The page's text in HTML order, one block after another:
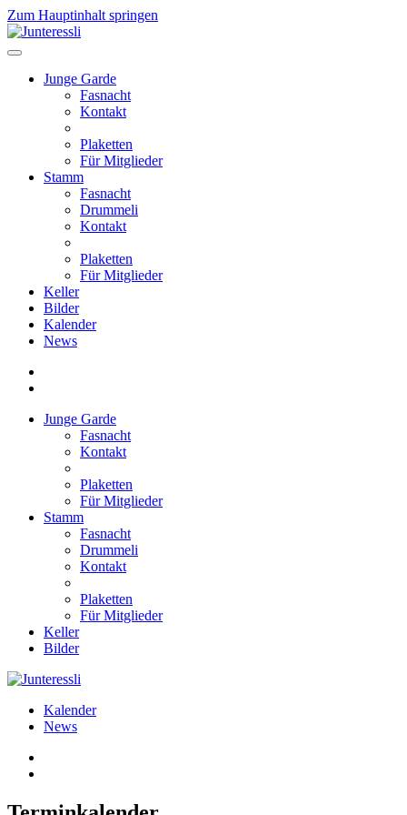
Zum Hauptinhalt springen
Junge Garde
Fasnacht
Kontakt
Plaketten
Für Mitglieder
Stamm
Fasnacht
Drummeli
Kontakt
Plaketten
Für Mitglieder
Keller
Bilder
Kalender
News
Junge Garde
Fasnacht
Kontakt
Plaketten
Für Mitglieder
Stamm
Fasnacht
Drummeli
Kontakt
Plaketten
Für Mitglieder
Keller
Bilder
Kalender
News